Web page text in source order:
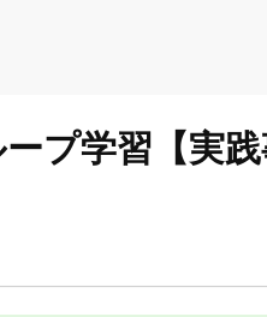
プ学習【実